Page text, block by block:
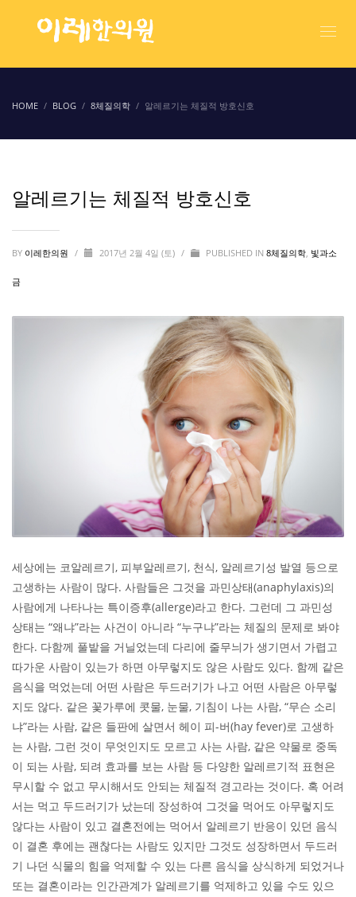
HOME BLOG 8체질의학 알레르기는 체질적 방호신호
알레르기는 체질적 방호신호
BY 이레한의원 / 2017년 2월 4일 (토) / PUBLISHED IN 8체질의학, 빛과소
금
세상에는 코알레르기, 피부알레르기, 천식, 알레르기성 발열 등으로
고생하는 사람이 많다. 사람들은 그것을 과민상태(anaphylaxis)의
사람에게 나타나는 특이증후(allerge)라고 한다. 그런데 그 과민성
상태는 “왜냐”라는 사건이 아니라 “누구냐”라는 체질의 문제로 봐야
한다. 다함께 풀밭을 거닐었는데 다리에 줄무늬가 생기면서 가렵고
따가운 사람이 있는가 하면 아무렇지도 않은 사람도 있다. 함께 같은
음식을 먹었는데 어떤 사람은 두드러기가 나고 어떤 사람은 아무렇
지도 않다. 같은 꽃가루에 콧물, 눈물, 기침이 나는 사람, “무슨 소리
냐”라는 사람, 같은 들판에 살면서 헤이 피-버(hay fever)로 고생하
는 사람, 그런 것이 무엇인지도 모르고 사는 사람, 같은 약물로 중독
이 되는 사람, 되려 효과를 보는 사람 등 다양한 알레르기적 표현은
무시할 수 없고 무시해서도 안되는 체질적 경고라는 것이다. 혹 어려
서는 먹고 두드러기가 났는데 장성하여 그것을 먹어도 아무렇지도
않다는 사람이 있고 결혼전에는 먹어서 알레르기 반응이 있던 음식
이 결혼 후에는 괜찮다는 사람도 있지만 그것도 성장하면서 두드러
기 나던 식물의 힘을 억제할 수 있는 다른 음식을 상식하게 되었거나
또는 결혼이라는 인간관계가 알레르기를 억제하고 있을 수도 있으